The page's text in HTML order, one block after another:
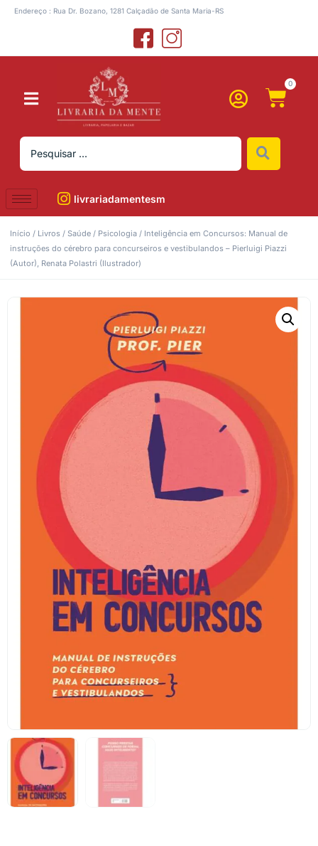
Endereço : Rua Dr. Bozano, 1281 Calçadão de Santa Maria-RS
0
livrariadamentesm
Início / Livros / Saúde / Psicologia / Inteligência em Concursos: Manual de
instruções do cérebro para concurseiros e vestibulandos – Pierluigi Piazzi
(Autor), Renata Polastri (Ilustrador)